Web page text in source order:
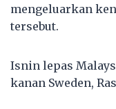
mengeluarkan
tersebut.
Isnin lepas
kanan Sweden,